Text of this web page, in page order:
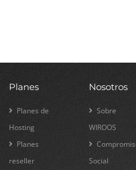
Planes
Planes de
Hosting
Planes
reseller
Nosotros
Sobre
WIROOS
Social